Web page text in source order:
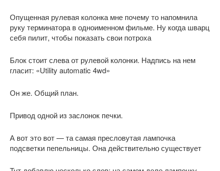
Опущенная рулевая колонка мне почему то напомнила
руку терминатора в одноименном фильме. Ну когда шварц
себя пилит, чтобы показать свои потроха
Блок стоит слева от рулевой колонки. Надпись на нем
гласит: «Utility automatic 4wd»
Он же. Общий план.
Привод одной из заслонок печки.
А вот это вот — та самая пресловутая лампочка
подсветки пепельницы. Она действительно существует